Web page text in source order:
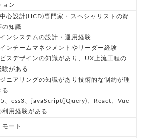
ョン
心設計(HCD)専門家・スペシャリストの資
の知識
ンシステムの設計・運用経験
ンチームマネジメントやリーダー経験
スデザインの知識があり、UX上流工程の
験がある
ニアリングの知識があり技術的な制約が理
る
、css3、javaScript(jQuery)、React、Vue
利用経験がある
モート